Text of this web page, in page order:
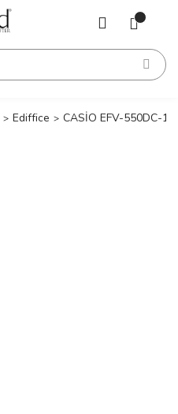
Ediffice CASİO EFV-550DC-